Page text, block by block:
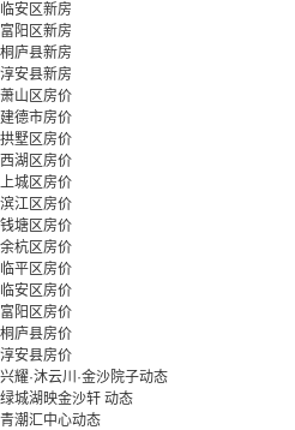
临安区新房
富阳区新房
桐庐县新房
淳安县新房
萧山区房价
建德市房价
拱墅区房价
西湖区房价
上城区房价
滨江区房价
钱塘区房价
余杭区房价
临平区房价
临安区房价
富阳区房价
桐庐县房价
淳安县房价
兴耀·沐云川·金沙院子动态
绿城湖映金沙轩 动态
青潮汇中心动态